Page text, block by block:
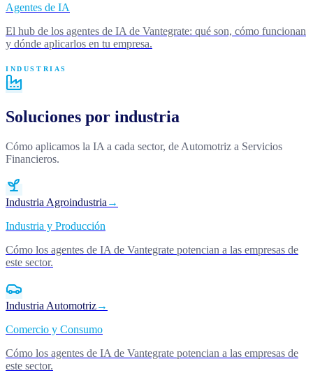
Agentes de IA
El hub de los agentes de IA de Vantegrate: qué son, cómo funcionan
y dónde aplicarlos en tu empresa.
INDUSTRIAS
Soluciones por industria
Cómo aplicamos la IA a cada sector, de Automotriz a Servicios
Financieros.
Industria Agroindustria →
Industria y Producción
Cómo los agentes de IA de Vantegrate potencian a las empresas de
este sector.
Industria Automotriz→
Comercio y Consumo
Cómo los agentes de IA de Vantegrate potencian a las empresas de
este sector.